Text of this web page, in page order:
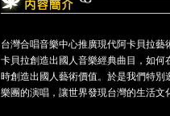
台灣合唱音樂中心推廣現代阿卡貝拉
卡貝拉創造出國人音樂經典曲目，如
時創造出國人藝術價值。於是我們特
樂團的演唱，讓世界發現台灣的生活文